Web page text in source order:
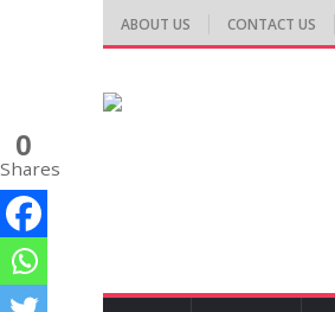
ABOUT US CONTACT US
0
Shares